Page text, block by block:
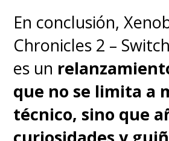
La crítica y el pública
severos con la nueva
hombre detrás de
quien no es ajeno a
opiniones y que sus
fans le apoyen en
En conclusión,
Chronicles 2 –
es un
que no se limita a
técnico, sino que